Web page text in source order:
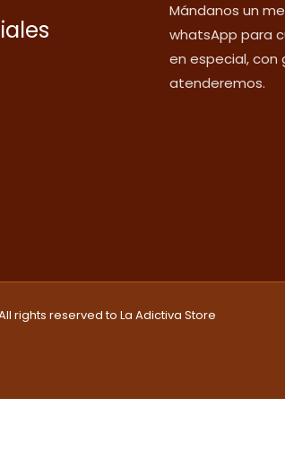
Mándanos un
whatsApp para
en especial, con
atenderemos.
rights reserved to La Adictiva Store